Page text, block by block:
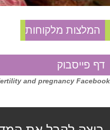
אי פוריות בלתי מוסברת
אנדומטריוזיס
בעיות פוריות
המלצות מלקוחות
דף פייסבוק
and pregnancy Facebook